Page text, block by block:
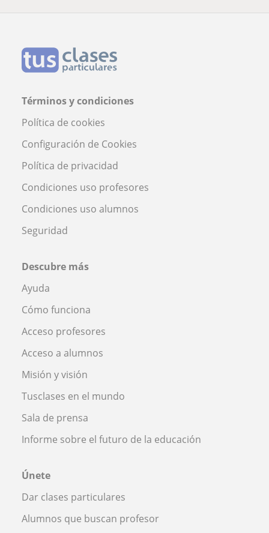
Términos y condiciones
Política de cookies
Configuración de Cookies
Política de privacidad
Condiciones uso profesores
Condiciones uso alumnos
Seguridad
Descubre más
Ayuda
Cómo funciona
Acceso profesores
Acceso a alumnos
Misión y visión
Tusclases en el mundo
Sala de prensa
Informe sobre el futuro de la educación
Únete
Dar clases particulares
Alumnos que buscan profesor